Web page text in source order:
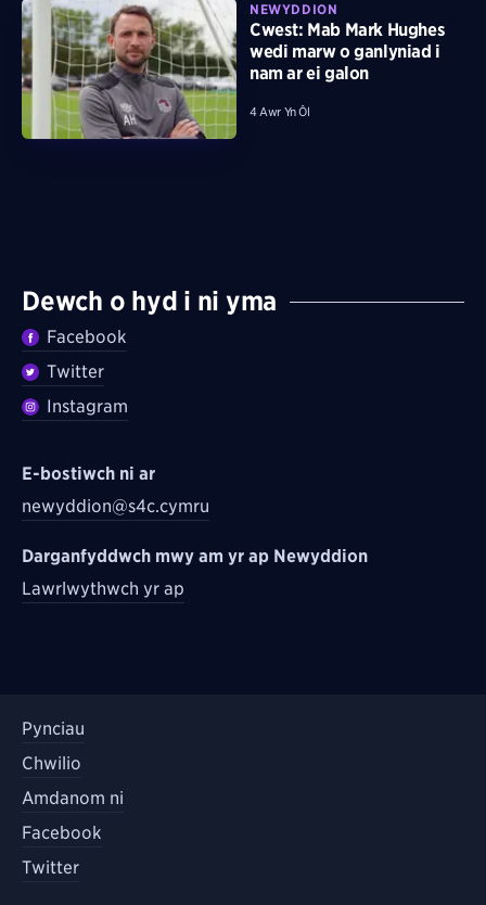
NEWYDDION
Cwest: Mab Mark Hughes
wedi marw o ganlyniad i
nam ar ei galon
4 Awr Yn Ôl
Dewch o hyd i ni yma
Facebook
Twitter
Instagram
E-bostiwch ni ar
newyddion@s4c.cymru
Darganfyddwch mwy am yr ap Newyddion
Lawrlwythwch yr ap
Pynciau
Chwilio
Amdanom ni
Facebook
Twitter